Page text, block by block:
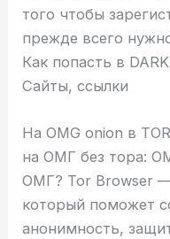
того чтобы
прежде всего
Как попасть в
Сайты, ссылки
На OMG onion в
на ОМГ без тора:
ОМГ? Tor Browser
который поможет
анонимность,